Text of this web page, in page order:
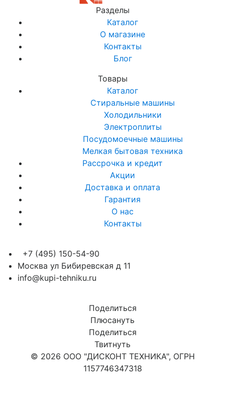
Разделы
Каталог
О магазине
Контакты
Блог
Товары
Каталог
Стиральные машины
Холодильники
Электроплиты
Посудомоечные машины
Мелкая бытовая техника
Рассрочка и кредит
Акции
Доставка и оплата
Гарантия
О нас
Контакты
+7 (495) 150-54-90
Москва ул Бибиревская д 11
info@kupi-tehniku.ru
Поделиться
Плюсануть
Поделиться
Твитнуть
© 2026 ООО "ДИСКОНТ ТЕХНИКА", ОГРН
1157746347318